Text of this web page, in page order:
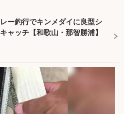
ー釣行でキンメダイに良型シ
ャッチ【和歌山・那智勝浦】